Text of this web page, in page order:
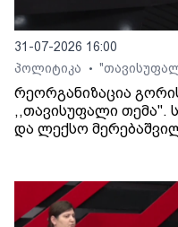
31-07-2026 16:00
პოლიტიკა
•
რეორგანიზაცია
,,თავისუფალი თემა".
და ლექსო